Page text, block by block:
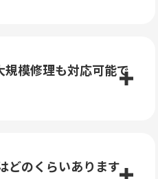
模修理も対応可能で
どのくらいあります